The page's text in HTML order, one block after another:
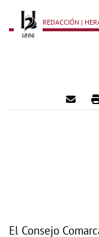
REDACCIÓN |
El Consejo